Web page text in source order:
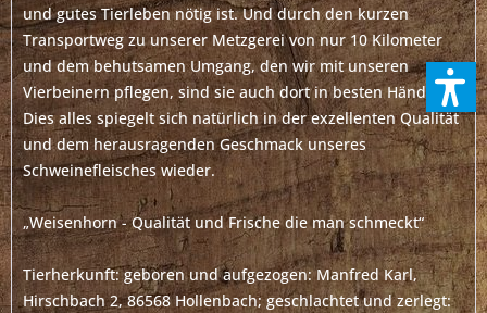
und gutes Tierleben nötig ist. Und durch den kurzen
Transportweg zu unserer Metzgerei von nur 10 Kilometer
und dem behutsamen Umgang, den wir mit unseren
Vierbeinern pflegen, sind sie auch dort in besten Händen.
Dies alles spiegelt sich natürlich in der exzellenten Qualität
und dem herausragenden Geschmack unseres
Schweinefleisches wieder.
„Weisenhorn - Qualität und Frische die man schmeckt“
Tierherkunft: geboren und aufgezogen: Manfred Karl,
Hirschbach 2, 86568 Hollenbach; geschlachtet und zerlegt: